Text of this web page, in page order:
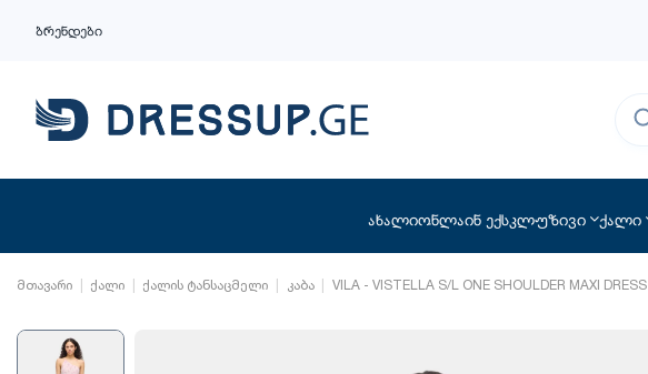
ბრენდები
ახალიონლაინ ექსკლუზივი ქალი
მთავარი ქალი ქალის ტანსაცმელი კაბა VILA - VISTELLA S/L ONE SHOULDER MAXI DRESS